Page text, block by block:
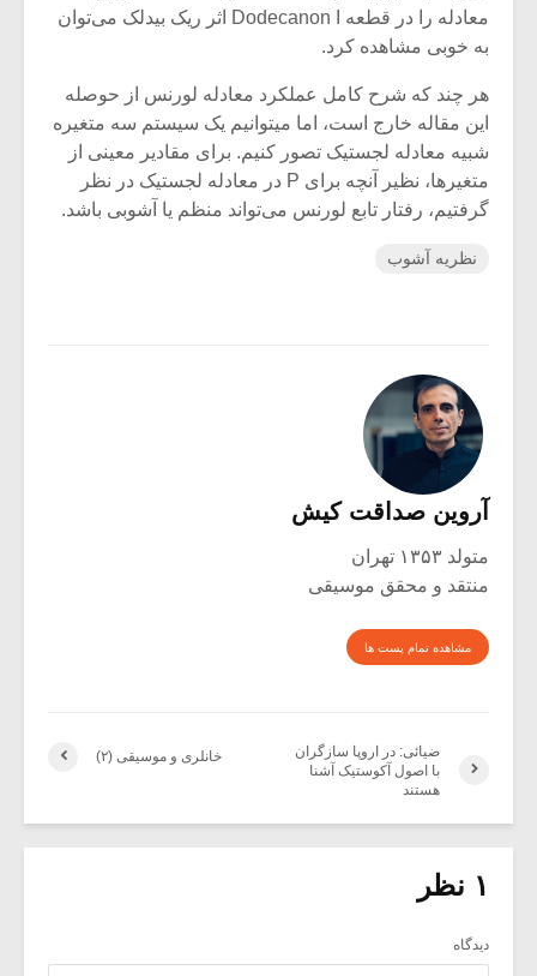
معادله را در قطعه Dodecanon I اثر ریک بیدلک می‌توان
به خوبی مشاهده کرد.
هر چند که شرح کامل عملکرد معادله لورنس از حوصله
این مقاله خارج است، اما میتوانیم یک سیستم سه متغیره
شبیه معادله لجستیک تصور کنیم. برای مقادیر معینی از
متغیرها، نظیر آنچه برای P در معادله لجستیک در نظر
گرفتیم، رفتار تابع لورنس می‌تواند منظم یا آشوبی باشد.
نظریه آشوب
آروین صداقت کیش
متولد ۱۳۵۳ تهران
منتقد و محقق موسیقی
مشاهده تمام پست ها
خانلری و موسیقی (۲)
ضیائی: در اروپا سازگران
با اصول آکوستیک آشنا
هستند
۱ نظر
دیدگاه